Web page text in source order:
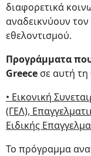
διαφορετικά
αναδεικνύουν
εθελοντισμού.
Προγράμματα
Greece σε αυτή τη
• Εικονική
(ΓΕΛ),
Ειδικής
Το πρόγραμμα